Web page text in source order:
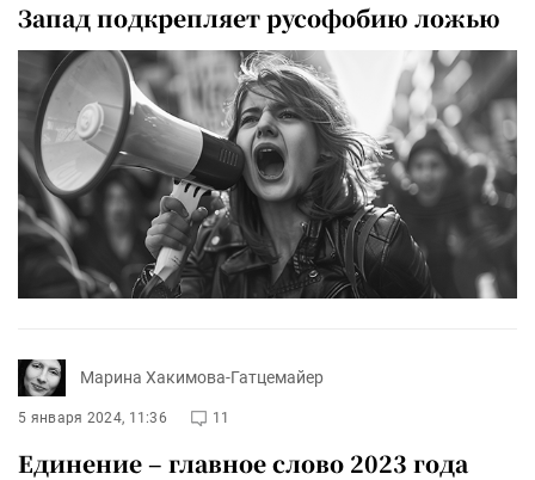
Запад подкрепляет русофобию ложью
Марина Хакимова-Гатцемайер
5 января 2024, 11:36 11
Единение – главное слово 2023 года